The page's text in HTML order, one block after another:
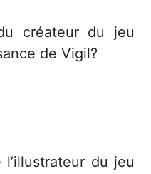
créateur du jeu
de Vigil?
du jeu